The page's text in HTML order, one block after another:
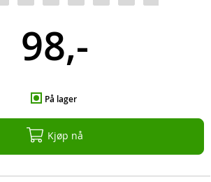
98,-
På lager
Kjøp nå